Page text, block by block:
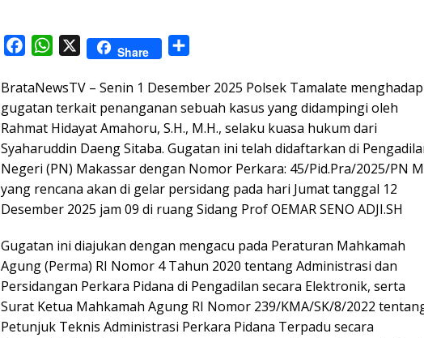
c
e
b
o
o
k
W
a
t
s
A
p
p
X Share
a
r
e
BrataNewsTV – Senin 1 Desember 2025 Polsek Tamalate
gugatan terkait penanganan sebuah kasus yang didampingi oleh
Rahmat Hidayat Amahoru, S.H., M.H., selaku kuasa hukum dari
Syaharuddin Daeng Sitaba. Gugatan ini telah didaftarkan di
Negeri (PN) Makassar dengan Nomor Perkara: 45/Pid.Pra/2025/PN
yang rencana akan di gelar persidang pada hari Jumat tanggal 12
Desember 2025 jam 09 di ruang Sidang Prof OEMAR SENO ADJI.SH
Gugatan ini diajukan dengan mengacu pada Peraturan Mahkamah
Agung (Perma) RI Nomor 4 Tahun 2020 tentang Administrasi dan
Persidangan Perkara Pidana di Pengadilan secara Elektronik, serta
Surat Ketua Mahkamah Agung RI Nomor 239/KMA/SK/8/2022
Petunjuk Teknis Administrasi Perkara Pidana Terpadu secara